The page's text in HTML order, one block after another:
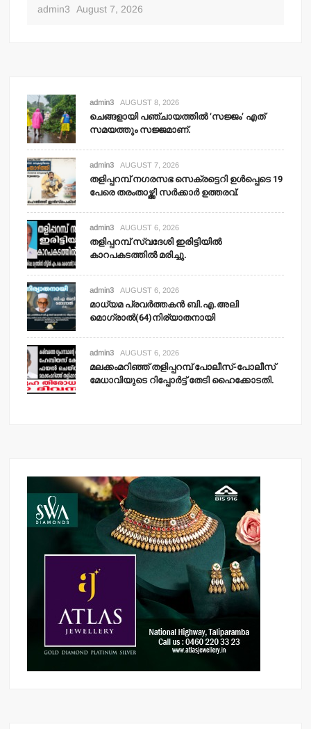
admin3 August 7, 2026
admin3 AUGUST 8, 2026
ചെങ്ങളായി പഞ്ചായത്തില്‍ ‘സജ്ജം’ എത്
സമയത്തും സജ്ജമാണ്.
admin3 AUGUST 7, 2026
തളിപ്പറമ്പ് നഗരസഭ സെക്രട്ടെറി ഉള്‍പ്പെടെ 19
പേരെ തരംതാഴ്ത്തി സര്‍ക്കാര്‍ ഉത്തരവ്.
admin3 AUGUST 6, 2026
തളിപ്പറമ്പ് സ്വദേശി ഇരിട്ടിയില്‍
കാറപകടത്തില്‍ മരിച്ചു.
admin3 AUGUST 6, 2026
മാധ്യമ പ്രവര്‍ത്തകന്‍ ബി.എ.അലി
മൊഗ്രാല്‍(64)നിര്യാതനായി
admin3 AUGUST 6, 2026
മലക്കംമറിഞ്ഞ് തളിപ്പറമ്പ് പോലീസ്-പോലീസ്
മേധാവിയുടെ റിപ്പോര്‍ട്ട് തേടി ഹൈക്കോടതി.